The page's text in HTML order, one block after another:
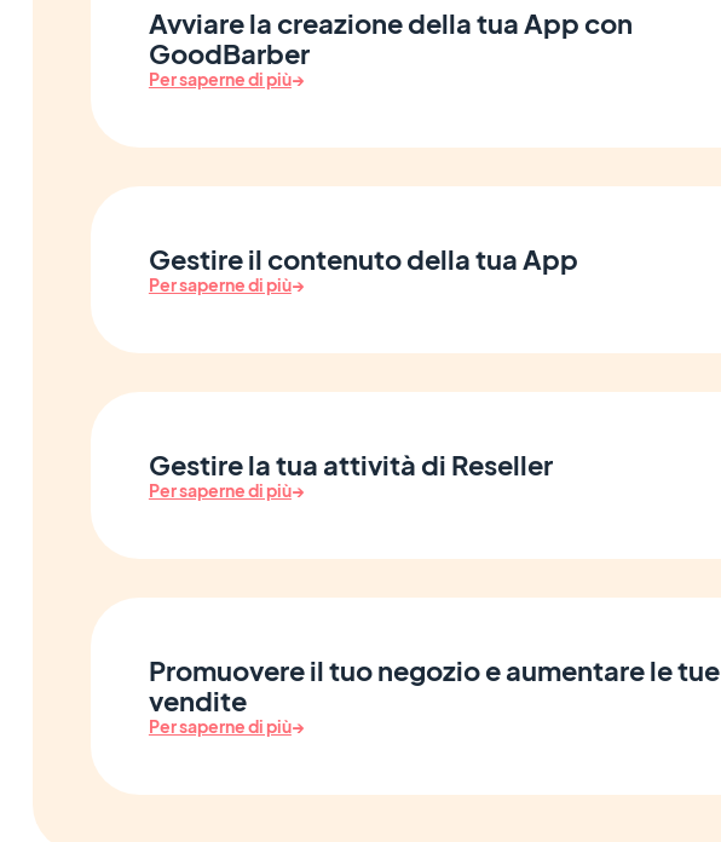
Avviare la creazione della tua App con
GoodBarber
Per saperne di più→
Gestire il contenuto della tua App
Per saperne di più→
Gestire la tua attività di Reseller
Per saperne di più→
Promuovere il tuo negozio e aumentare le tue
vendite
Per saperne di più→